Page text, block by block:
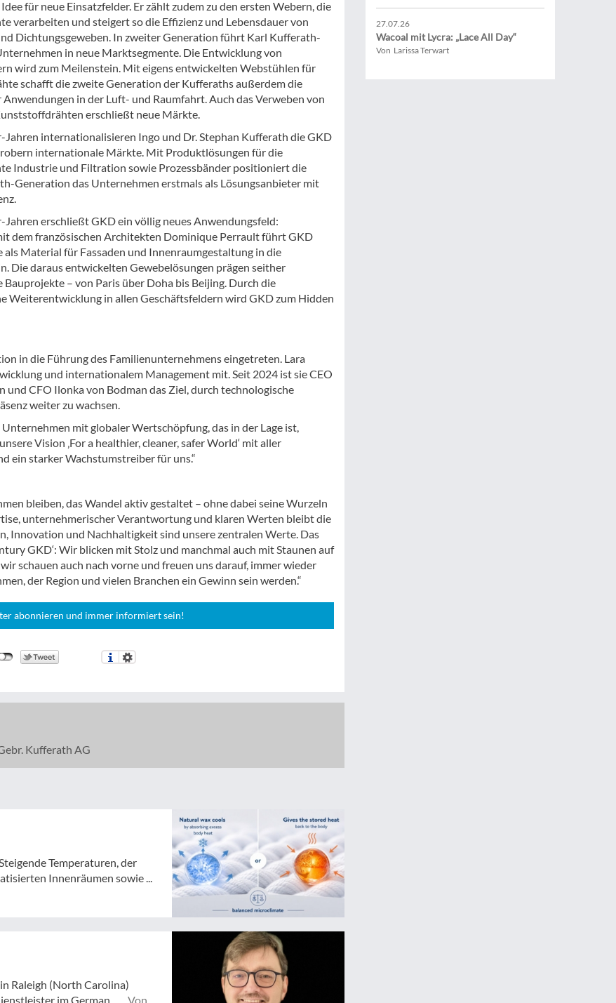
für neue Einsatzfelder. Er zählt zudem zu den ersten Webern, die
verarbeiten und steigert so die Effizienz und Lebensdauer von
Dichtungsgeweben. In zweiter Generation führt Karl Kufferath-
in neue Marktsegmente. Die Entwicklung von
wird zum Meilenstein. Mit eigens entwickelten Webstühlen für
schafft die zweite Generation der Kufferaths außerdem die
in der Luft- und Raumfahrt. Auch das Verweben von
erschließt neue Märkte.
Jahren internationalisieren Ingo und Dr. Stephan Kufferath die GKD
internationale Märkte. Mit Produktlösungen für die
Industrie und Filtration sowie Prozessbänder positioniert die
Generation das Unternehmen erstmals als Lösungsanbieter mit
Jahren erschließt GKD ein völlig neues Anwendungsfeld:
dem französischen Architekten Dominique Perrault führt GKD
als Material für Fassaden und Innenraumgestaltung in die
Die daraus entwickelten Gewebelösungen prägen seither
– von Paris über Doha bis Beijing. Durch die
Weiterentwicklung in allen Geschäftsfeldern wird GKD zum Hidden
in die Führung des Familienunternehmens eingetreten. Lara
und internationalem Management mit. Seit 2024 ist sie CEO
CFO Ilonka von Bodman das Ziel, durch technologische
weiter zu wachsen.
mit globaler Wertschöpfung, das in der Lage ist,
Vision ‚For a healthier, cleaner, safer World‘ mit aller
ein starker Wachstumstreiber für uns.“
bleiben, das Wandel aktiv gestaltet – ohne dabei seine Wurzeln
unternehmerischer Verantwortung und klaren Werten bleibt die
Innovation und Nachhaltigkeit sind unsere zentralen Werte. Das
GKD‘: Wir blicken mit Stolz und manchmal auch mit Staunen auf
schauen auch nach vorne und freuen uns darauf, immer wieder
der Region und vielen Branchen ein Gewinn sein werden.“
abonnieren und immer informiert sein!
Kufferath AG
Temperaturen, der
Innenräumen sowie ...
Raleigh (North Carolina)
im German ...
Von
27.07.26
Wacoal mit Lycra: „Lace All Day“
Von Larissa Terwart